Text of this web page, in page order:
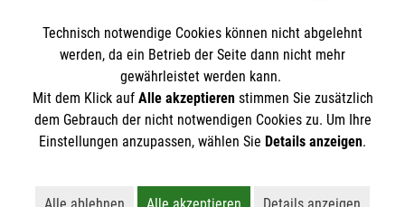
Bank: Pax-Bank eG
IBAN: DE92 3706 0120 1201 2188 09
BIC: GENODED1PA7
So finden Sie uns
Längenauer Str. 71A
95100 Selb
Der Malteser Hilfsdienst e.V. ist als eingetragene
Gewerbesteuer befreit.
Technisch notwendige Cookies können nicht abgelehnt
werden, da ein Betrieb der Seite dann nicht mehr
gewährleistet werden kann.
Mit dem Klick auf Alle akzeptierenstimmen Sie zusätzlich
dem Gebrauch der nicht notwendigen Cookies zu. Um Ihre
Einstellungen anzupassen, wählen Sie Details anzeigen.